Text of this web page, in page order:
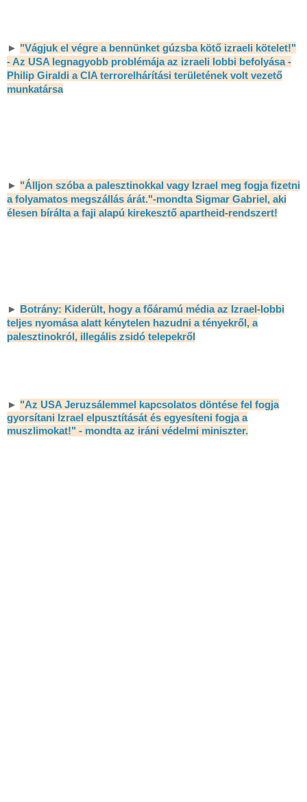
► "Vágjuk el végre a bennünket gúzsba kötő izraeli kötelet!"
- Az USA legnagyobb problémája az izraeli lobbi befolyása -
Philip Giraldi a CIA terrorelhárítási területének volt vezető
munkatársa
► "Álljon szóba a palesztinokkal vagy Izrael meg fogja fizetni
a folyamatos megszállás árát."-mondta Sigmar Gabriel, aki
élesen bírálta a faji alapú kirekesztő apartheid-rendszert!
► Botrány: Kiderült, hogy a főáramú média az Izrael-lobbi
teljes nyomása alatt kénytelen hazudni a tényekről, a
palesztinokról, illegális zsidó telepekről
► "Az USA Jeruzsálemmel kapcsolatos döntése fel fogja
gyorsítani Izrael elpusztítását és egyesíteni fogja a
muszlimokat!" - mondta az iráni védelmi miniszter.